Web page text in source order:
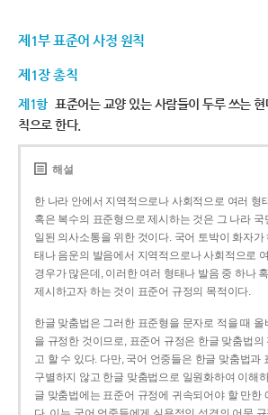
제1부 표준어 사정 원칙
제1장 총칙
제1항 표준어는 교양 있는 사람들이 두루 쓰는
칙으로 한다.
해설
한 나라 안에서 지역적으로나 사회적으로 여러 형
혹은 복수의 표준형으로 제시하는 것은 그 나라
일된 의사소통을 위한 것이다. 국어 토박이 화자가
태나 음운의 발음에서 지역적으로나 사회적으로
경우가 많은데, 이러한 여러 형태나 발음 중 하나
제시하고자 하는 것이 표준어 규정의 목적이다.
한글 맞춤법은 그러한 표준형을 문자로 적을 때 올
을 규정한 것이므로, 표준어 규정은 한글 맞춤법
고 할 수 있다. 다만, 국어 언중들은 한글 맞춤법과
구별하지 않고 한글 맞춤법으로 일원화하여 이해
글 맞춤법에는 표준어 규정에 귀속되어야 할 만한